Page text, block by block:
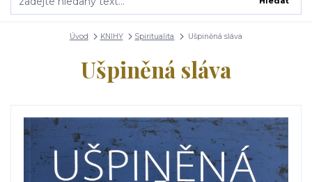
Úvod KNIHY Spiritualita Ušpiněná sláva
Ušpiněná sláva